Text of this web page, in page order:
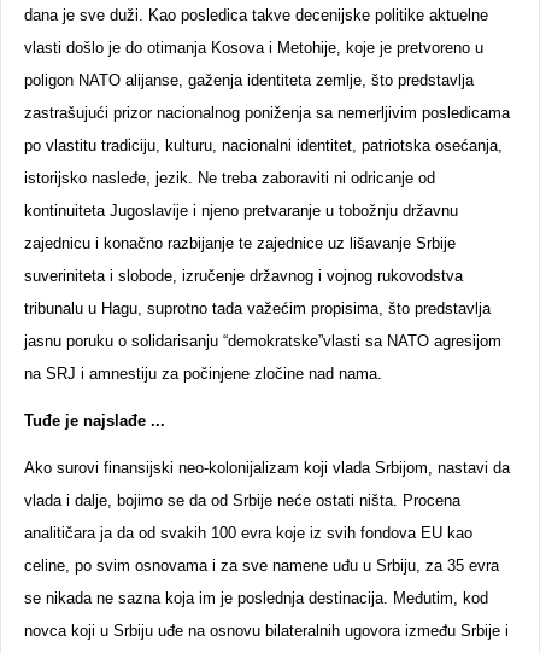
dana je sve duži. Kao posledica takve decenijske politike aktuelne
vlasti došlo je do otimanja Kosova i Metohije, koje je pretvoreno u
poligon NATO alijanse, gaženja identiteta zemlje, što predstavlja
zastrašujući prizor nacionalnog poniženja sa nemerljivim posledicama
po vlastitu tradiciju, kulturu, nacionalni identitet, patriotska osećanja,
istorijsko nasleđe, jezik. Ne treba zaboraviti ni odricanje od
kontinuiteta Jugoslavije i njeno pretvaranje u tobožnju državnu
zajednicu i konačno razbijanje te zajednice uz lišavanje Srbije
suveriniteta i slobode, izručenje državnog i vojnog rukovodstva
tribunalu u Hagu, suprotno tada važećim propisima, što predstavlja
jasnu poruku o solidarisanju “demokratske”vlasti sa NATO agresijom
na SRJ i amnestiju za počinjene zločine nad nama.
Tuđe je najslađe ...
Ako surovi finansijski neo-kolonijalizam koji vlada Srbijom, nastavi da
vlada i dalje, bojimo se da od Srbije neće ostati ništa. Procena
analitičara ja da od svakih 100 evra koje iz svih fondova EU kao
celine, po svim osnovama i za sve namene uđu u Srbiju, za 35 evra
se nikada ne sazna koja im je poslednja destinacija. Međutim, kod
novca koji u Srbiju uđe na osnovu bilateralnih ugovora između Srbije i